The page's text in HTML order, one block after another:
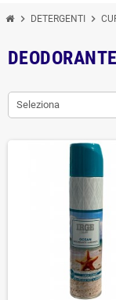
chevron_right DETERGENTI chevron_right
Seleziona